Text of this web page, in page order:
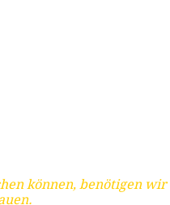
können, benötigen wir